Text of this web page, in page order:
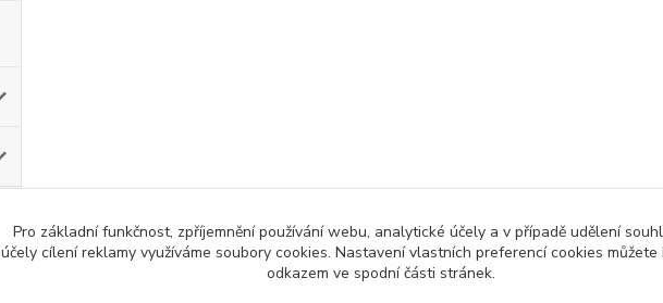
Pro základní funkčnost, zpříjemnění používání webu, analytické účely a v případě udělení
účely cílení reklamy využíváme soubory cookies. Nastavení vlastních preferencí cookies
odkazem ve spodní části stránek.